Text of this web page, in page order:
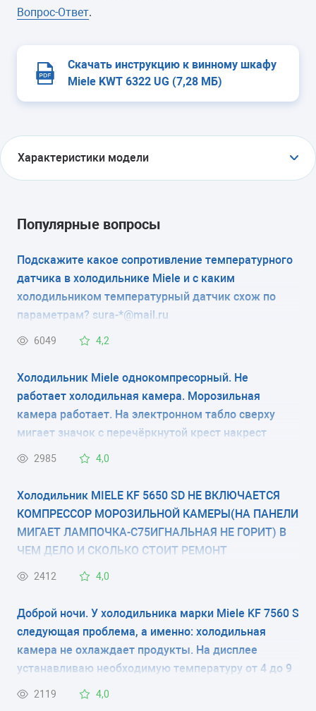
Вопрос-Ответ.
Скачать инструкцию к винному шкафу
Miele KWT 6322 UG (7,28 МБ)
Характеристики модели
винный шкаф
электронное
КОЛИЧЕСТВО КАМЕР
1
РАЗМЕРЫ (ШXГXВ)
59.7x57.5x81.8 см
КОЛИЧЕСТВО КОМПРЕССОРОВ
РАЗМОРАЖИВАНИЕ МОРОЗИЛЬНОЙ КАМЕРЫ
-
РАЗМОРАЖИВАНИЕ ХОЛОДИЛЬНОЙ КАМЕРЫ
ЭНЕРГОПОТРЕБЛЕНИЕ
Популярные вопросы
Подскажите какое сопротивление температурного
датчика в холодильнике Miele и с каким
холодильником температурный датчик схож по
параметрам? sura-*@mail.ru
6049 4,2
Холодильник Miele однокомпресорный. Не
работает холодильная камера. Морозильная
камера работает. На электронном табло сверху
мигает значок с перечёркнутой крест накрест
камерой.
2985 4,0
Холодильник MIELE KF 5650 SD НЕ ВКЛЮЧАЕТСЯ
КОМПРЕССОР МОРОЗИЛЬНОЙ КАМЕРЫ(НА ПАНЕЛИ
МИГАЕТ ЛАМПОЧКА-С75ИГНАЛЬНАЯ НЕ ГОРИТ) В
ЧЕМ ДЕЛО И СКОЛЬКО СТОИТ РЕМОНТ
ПРИБЛИЗИТЕЛЬНО
2412 4,0
Доброй ночи. У холодильника марки Miele KF 7560 S
следующая проблема, а именно: холодильная
камера не охлаждает продукты. На дисплее
устанавливаю необходимую температуру от 4 до 9
град., любые из этого диапазона значения, но
2119 4,0